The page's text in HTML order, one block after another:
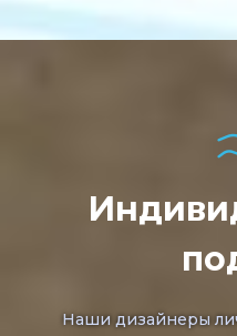
Наши дизайнеры